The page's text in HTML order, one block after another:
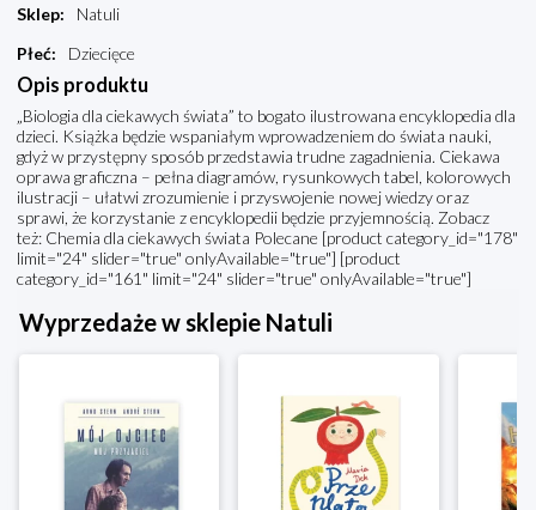
Sklep:
Natuli
Płeć: Dziecięce
Opis produktu
„Biologia dla ciekawych świata” to bogato ilustrowana encyklopedia dla
dzieci. Książka będzie wspaniałym wprowadzeniem do świata nauki,
gdyż w przystępny sposób przedstawia trudne zagadnienia. Ciekawa
oprawa graficzna – pełna diagramów, rysunkowych tabel, kolorowych
ilustracji – ułatwi zrozumienie i przyswojenie nowej wiedzy oraz
sprawi, że korzystanie z encyklopedii będzie przyjemnością. Zobacz
też: Chemia dla ciekawych świata Polecane [product category_id="178"
limit="24" slider="true" onlyAvailable="true"] [product
category_id="161" limit="24" slider="true" onlyAvailable="true"]
Wyprzedaże w sklepie Natuli